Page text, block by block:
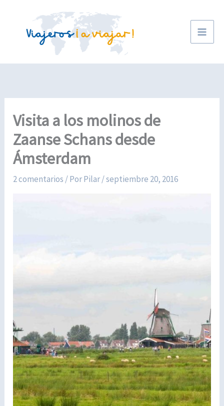
contenido
Visita a los molinos de
Zaanse Schans desde
Ámsterdam
2 comentarios / PorPilar/septiembre 20, 2016